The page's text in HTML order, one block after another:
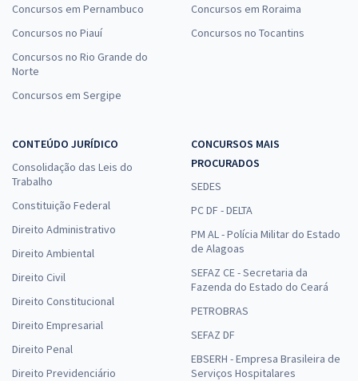
Concursos em Pernambuco
Concursos no Piauí
Concursos no Rio Grande do
Norte
Concursos em Sergipe
Concursos em Roraima
Concursos no Tocantins
CONTEÚDO JURÍDICO
Consolidação das Leis do
Trabalho
Constituição Federal
Direito Administrativo
Direito Ambiental
Direito Civil
Direito Constitucional
Direito Empresarial
Direito Penal
Direito Previdenciário
CONCURSOS MAIS
PROCURADOS
SEDES
PC DF - DELTA
PM AL - Polícia Militar do Estado
de Alagoas
SEFAZ CE - Secretaria da
Fazenda do Estado do Ceará
PETROBRAS
SEFAZ DF
EBSERH - Empresa Brasileira de
Serviços Hospitalares